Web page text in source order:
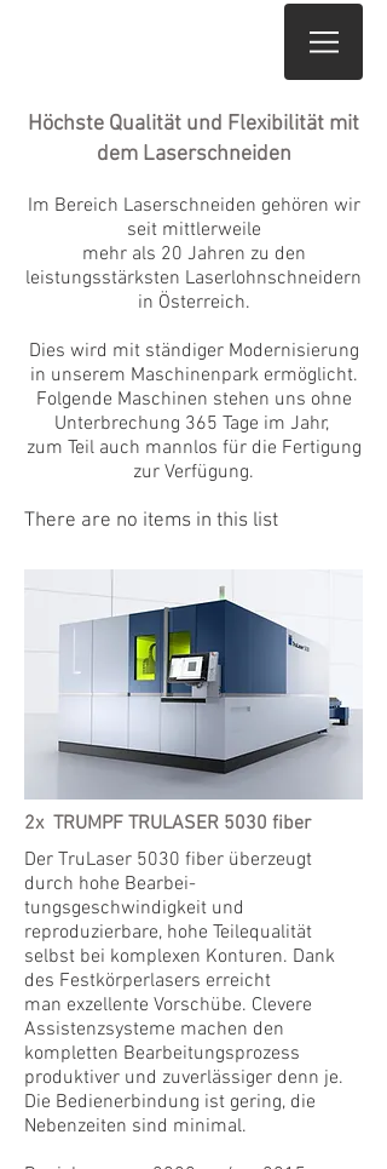
Höchste Qualität und Flexibilität mit
dem Laserschneiden
Im Bereich Laserschneiden gehören wir
seit mittlerweile
mehr als 20 Jahren zu den
leistungsstärksten Laserlohnschneidern
in Österreich.
Dies wird mit ständiger Modernisierung
in unserem Maschinenpark ermöglicht.
Folgende Maschinen stehen uns ohne
Unterbrechung 365 Tage im Jahr,
zum Teil auch mannlos für die Fertigung
zur Verfügung.
There are no items in this list
2x TRUMPF TRULASER 5030 fiber
Der TruLaser 5030 fiber überzeugt
durch hohe Bearbei-
tungsgeschwindigkeit und
reproduzierbare, hohe Teilequalität
selbst bei komplexen Konturen. Dank
des Festkörperlasers erreicht
man exzellente Vorschübe. Clevere
Assistenzsysteme machen den
kompletten Bearbeitungsprozess
produktiver und zuverlässiger denn je.
Die Bedienerbindung ist gering, die
Nebenzeiten sind minimal.